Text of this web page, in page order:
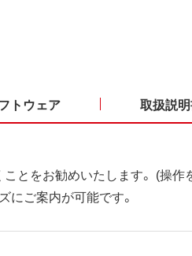
トウェア 取扱説明
とをお勧めいたします。 (操
にご案内が可能です。